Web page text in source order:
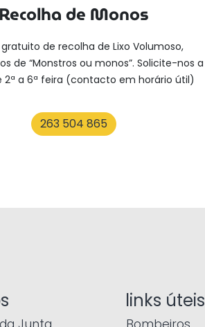
Recolha de Monos
de recolha de Lixo Volumoso,
de “Monstros ou monos”.Solicite-nos a
2ª a 6ª feira (contacto em horário útil)
263 504 865
links úteis